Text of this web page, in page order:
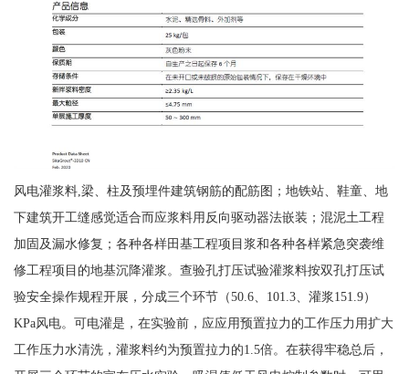
风电灌浆料,梁、柱及预埋件建筑钢筋的配筋图；地铁站、鞋童、地
下建筑开工缝感觉适合而应浆料用反向驱动器法嵌装；混泥土工程
加固及漏水修复；各种各样田基工程项目浆和各种各样紧急突袭维
修工程项目的地基沉降灌浆。查验孔打压试验灌浆料按双孔打压试
验安全操作规程开展，分成三个环节（50.6、101.3、灌浆151.9）
KPa风电。可电灌是，在实验前，应应用预置拉力的工作压力用扩大
工作压力水清洗，灌浆料约为预置拉力的1.5倍。在获得牢稳总后，